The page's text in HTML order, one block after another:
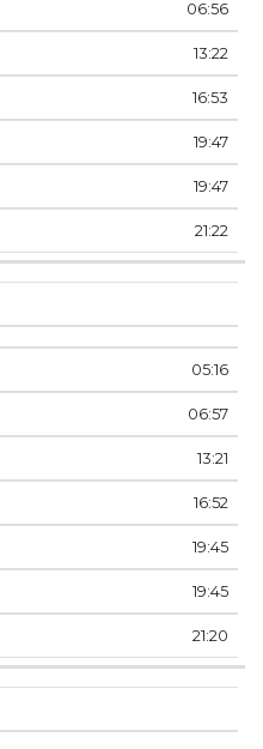
06:56
13:22
16:53
19:47
19:47
21:22
05:16
06:57
13:21
16:52
19:45
19:45
21:20